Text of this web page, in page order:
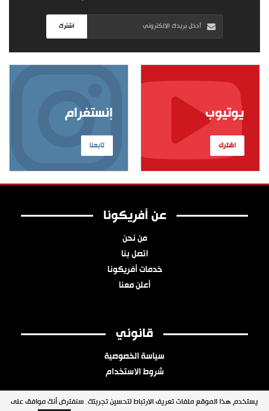
اشترك
إنستغرام
تابعنا
يوتيوب
اشترك
عن أفريكونا
من نحن
اتصل بنا
خدمات أفريكونا
أعلن معنا
قانوني
سياسة الخصوصية
شروط الاستخدام
يستخدم هذا الموقع ملفات تعريف الارتباط لتحسين تجربتك. سنفترض أنك موافق على